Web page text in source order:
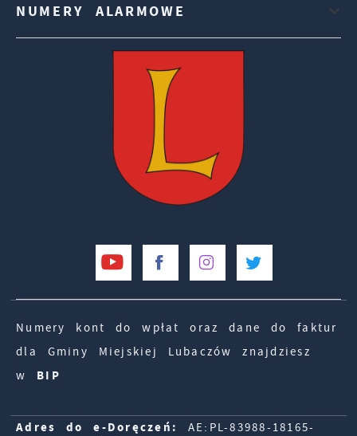
NUMERY ALARMOWE
Numery kont do wpłat oraz dane do faktur
dla Gminy Miejskiej Lubaczów znajdziesz
w BIP
Adres do e-Doręczeń:
AE:PL-83988-18165-